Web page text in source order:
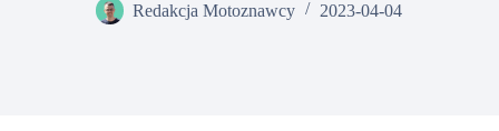
Redakcja Motoznawcy 2023-04-04